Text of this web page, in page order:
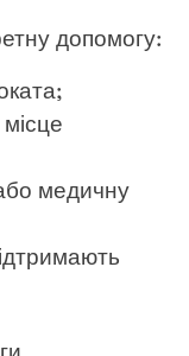
допомогу:
медичну